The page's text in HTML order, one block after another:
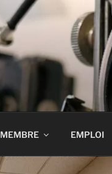
MEMBRE EMPLOI